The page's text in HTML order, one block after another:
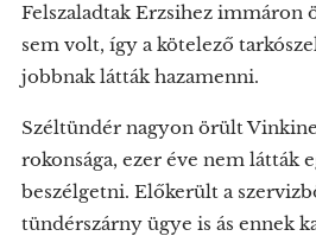
Felszaladtak Erzsihez immáron
sem volt, így a kötelező
jobbnak látták hazamenni.
Széltündér nagyon örült
rokonsága, ezer éve nem látták
beszélgetni. Előkerült a
tündérszárny ügye is ás ennek